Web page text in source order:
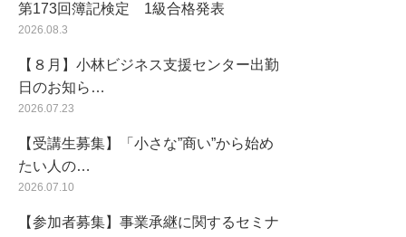
第173回簿記検定 1級合格発表
2026.08.3
【８月】小林ビジネス支援センター出勤
日のお知ら…
2026.07.23
【受講生募集】「小さな”商い”から始め
たい人の…
2026.07.10
【参加者募集】事業承継に関するセミナ